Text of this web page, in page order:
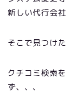
新しい代行会社
そこで見つけ
クチコミ検索
ず、、、